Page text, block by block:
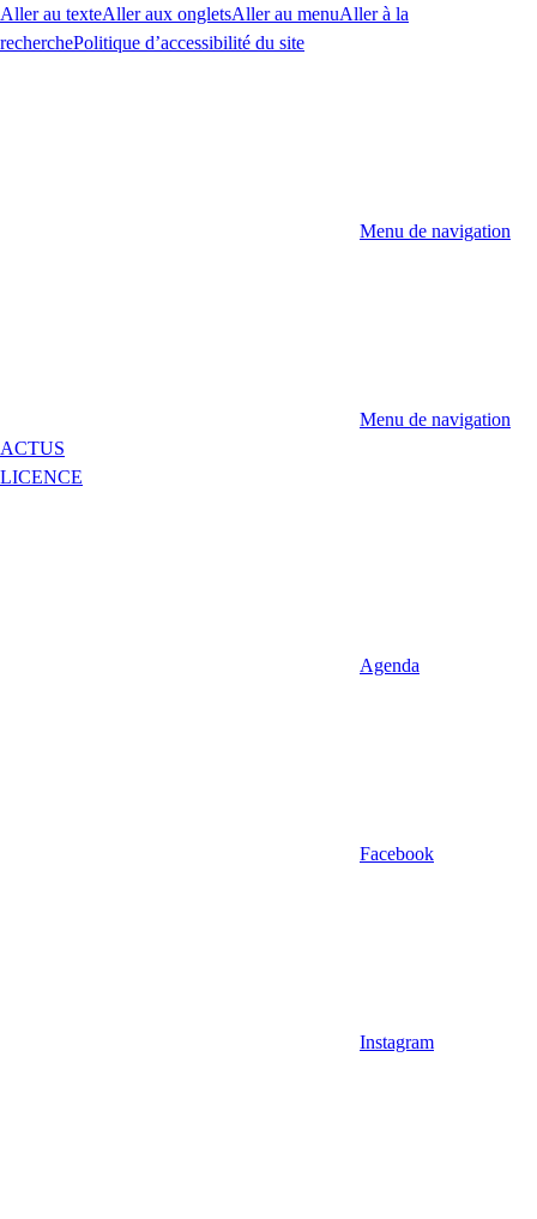
Aller au texteAller aux ongletsAller au menuAller à la
recherchePolitique d’accessibilité du site
Menu de navigation
Menu de navigation
ACTUS
LICENCE
Agenda
Facebook
Instagram